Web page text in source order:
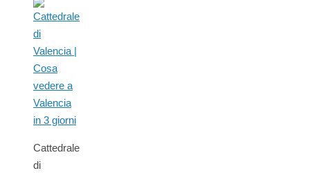
Cattedrale
di